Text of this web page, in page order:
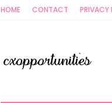
HOME CONTACT PRIVACY